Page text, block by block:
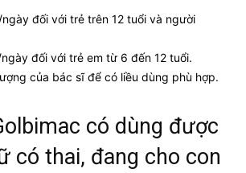
đối với trẻ trên 12 tuổi và người
đối với trẻ em từ 6 đến 12 tuổi.
của bác sĩ để có liều dùng phù hợp.
có dùng được
có thai, đang cho con